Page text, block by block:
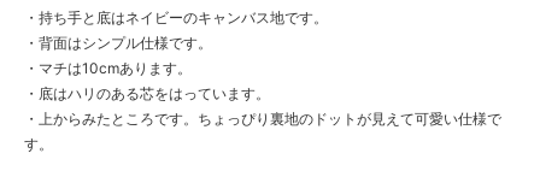
・持ち手と底はネイビーのキャンバス地です。
・背面はシンプル仕様です。
・マチは10cmあります。
・底はハリのある芯をはっています。
・上からみたところです。ちょっぴり裏地のドットが見えて可愛い仕様で
す。